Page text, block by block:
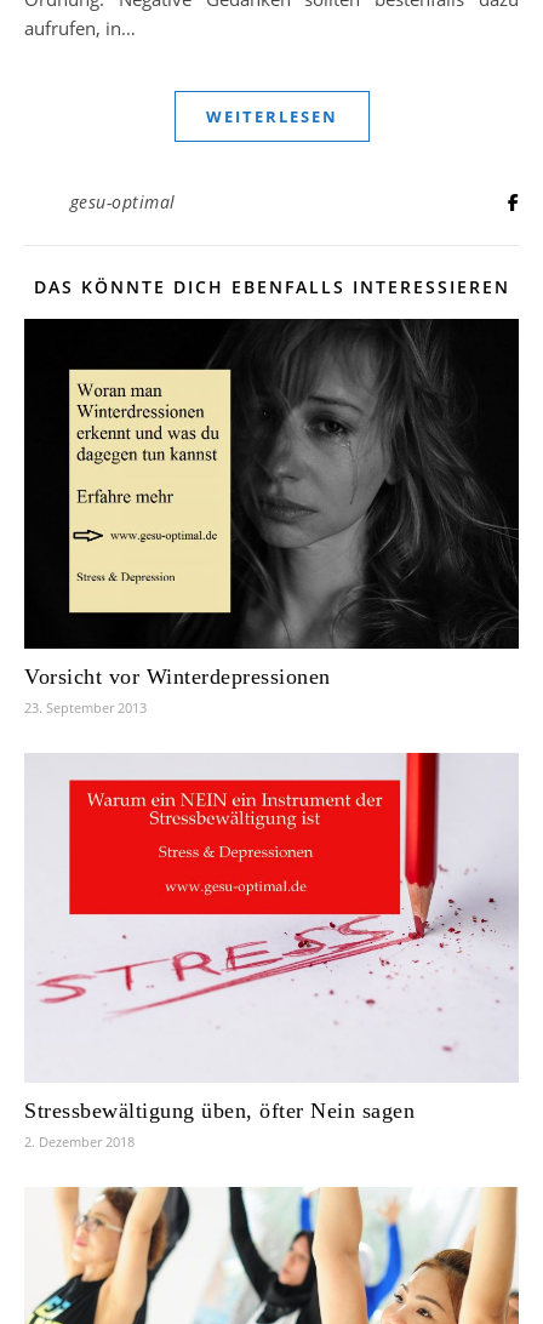
aufrufen, in…
WEITERLESEN
gesu-optimal
DAS KÖNNTE DICH EBENFALLS INTERESSIEREN
Vorsicht vor Winterdepressionen
23. September 2013
Stressbewältigung üben, öfter Nein sagen
2. Dezember 2018